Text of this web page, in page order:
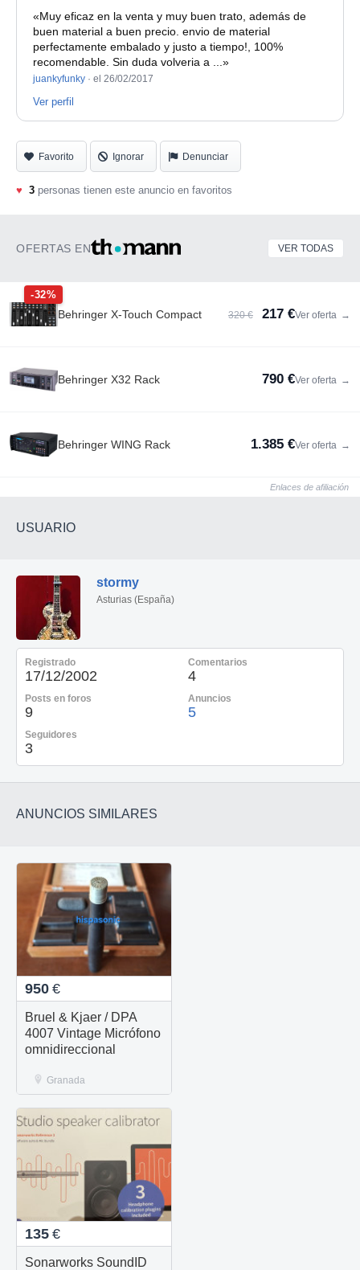
«Muy eficaz en la venta y muy buen trato, además de
buen material a buen precio. envio de material
perfectamente embalado y justo a tiempo!, 100%
recomendable. Sin duda volveria a ...»
juankyfunky · el 26/02/2017
Ver perfil
Favorito Ignorar Denunciar
♥ 3 personas tienen este anuncio en favoritos
OFERTAS EN VER TODAS
-32%
Behringer X-Touch Compact 320 € 217 €Ver oferta →
Behringer X32 Rack 790 €Ver oferta →
Behringer WING Rack 1.385 €Ver oferta →
Enlaces de afiliación
USUARIO
stormy
Asturias (España)
Registrado
17/12/2002
Comentarios
4
Posts en foros
9
Anuncios
5
Seguidores
3
ANUNCIOS SIMILARES
950 €
Bruel & Kjaer / DPA
4007 Vintage Micrófono
omnidireccional
Granada
135 €
Sonarworks SoundID